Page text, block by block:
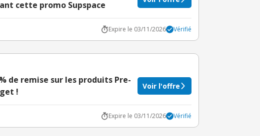
cette promo Supspace
Expire le 03/11/2026 Vérifié
de remise sur les produits Pre-
!
Voir l'offre
Expire le 03/11/2026 Vérifié